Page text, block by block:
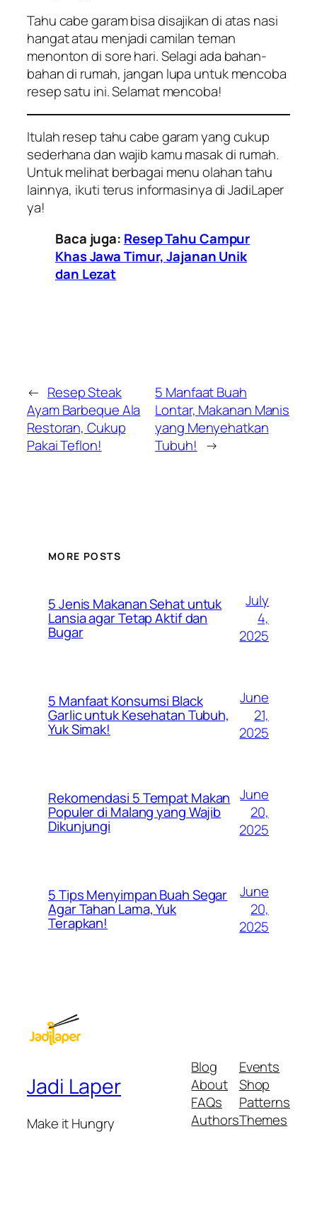
Tahu cabe garam bisa disajikan di atas nasi
hangat atau menjadi camilan teman
menonton di sore hari. Selagi ada bahan-
bahan di rumah, jangan lupa untuk mencoba
resep satu ini. Selamat mencoba!
Itulah resep tahu cabe garam yang cukup
sederhana dan wajib kamu masak di rumah.
Untuk melihat berbagai menu olahan tahu
lainnya, ikuti terus informasinya di JadiLaper
ya!
Baca juga: Resep Tahu Campur
Khas Jawa Timur, Jajanan Unik
dan Lezat
← Resep Steak
Ayam Barbeque Ala
Restoran, Cukup
Pakai Teflon!
5 Manfaat Buah
Lontar, Makanan Manis
yang Menyehatkan
Tubuh! →
MORE POSTS
5 Jenis Makanan Sehat untuk
Lansia agar Tetap Aktif dan
Bugar
July
4,
2025
5 Manfaat Konsumsi Black
Garlic untuk Kesehatan Tubuh,
Yuk Simak!
June
21,
2025
Rekomendasi 5 Tempat Makan
Populer di Malang yang Wajib
Dikunjungi
June
20,
2025
5 Tips Menyimpan Buah Segar
Agar Tahan Lama, Yuk
Terapkan!
June
20,
2025
Jadi Laper
Make it Hungry
Blog
About
FAQs
Authors
Events
Shop
Patterns
Themes